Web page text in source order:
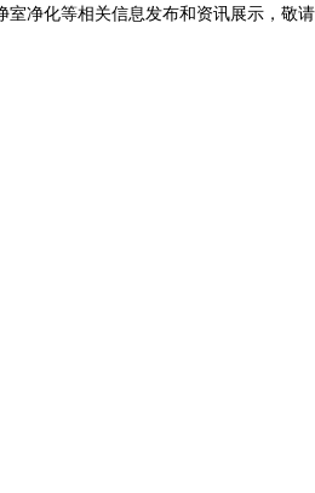
室净化等相关信息发布和资讯展示，敬请